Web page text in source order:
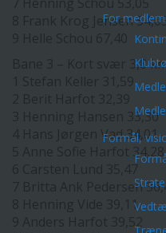
For
Formål,
8 Frank Krog Jensen
Bane 3 – Kort svær 3,8 km
3 Henning Hansen 33,30
4 Hans Jørgen Vad 34,01
5 Anne Sofie Harfot 34,28
7 Britta Ank Pedersen
8 Henning Vide 39,11